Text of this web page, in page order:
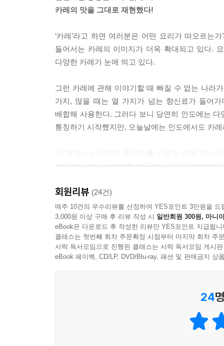
카레의 맛을 그대로 재현했다!
‘카레’라고 하면 여러분은 어떤 요리가 떠오르는
들어서는 카레의 이미지가 더욱 확대되고 있다.
다양한 카레가 눈에 띄고 있다.
그런 카레에 관해 이야기할 때 빠질 수 없는 나라
가지, 많을 때는 열 가지가 넘는 향신료가 들어
배합해 사용한다. 그러다 보니 당연히 인도에는
통칭하기 시작했지만, 오늘날에는 인도에서도 카
맞게 향신료나 식재료를 바꾸거나 양을 조절해보
삼시세끼 질리지 않는 카레 레시피 56
제1장에서는 ‘우리에게 친숙한 카레’를 소개한다.
법한 카레들을 담았다. 동시에 인도 카레에 필요
제2장에서는 ‘인도의 특색 있는 카레’를 중점적
제3장에서는 레스토랑에서 맛볼 수 있는 카레를
회원리뷰 (24건)
매주 10건의 우수리뷰를 선정하여 YES포인트 3만원을 드
3,000원 이상 구매 후 리뷰 작성 시 일반회원 300원, 마니
eBook은 다운로드 후 작성한 리뷰만 YES포인트 지급됩니
클래스는 첫번째 회차 주문확정 시점부터 마지막 회차 주
사락 독서모임으로 진행된 클래스는 사락 독서모임 게시
eBook 페이백, CD/LP, DVD/Blu-ray, 패션 및 판매금지 상
24